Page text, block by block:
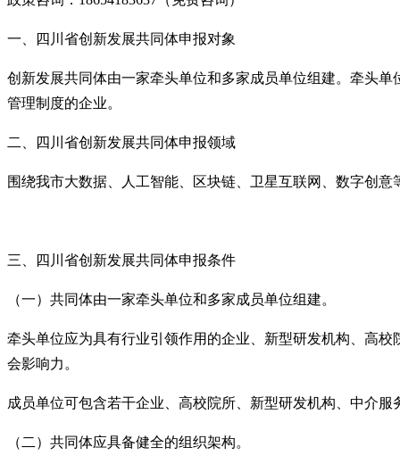
一、 四川省创新发展共同体申报对象
创新发展共同体由一家牵头单位和多家成员单位组建。牵头
管理制度的企业。
二、 四川省创新发展共同体申报领域
围绕我市大数据、人工智能、区块链、卫星互联网、数字创
三、 四川省创新发展共同体申报条件
（一） 共同体由一家牵头单位和多家成员单位组建。
牵头单位应为具有行业引领作用的企业、新型研发机构、高
会影响力。
成员单位可包含若干企业、高校院所、新型研发机构、中介服
（二） 共同体应具备健全的组织架构。